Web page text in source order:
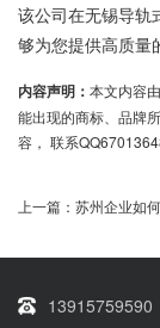
该公司在无锡导轨
够为您提供高质量
内容声明： 本文内容
能出现的商标、品牌
容， 联系
上一篇： 苏州企业如何轻松获
13915759590